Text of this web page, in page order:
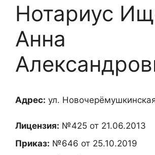
Нотариус
Анна
Адрес: ул.
Лицензия: №425 от 21.06.2013
Приказ: №646 от 25.10.2019